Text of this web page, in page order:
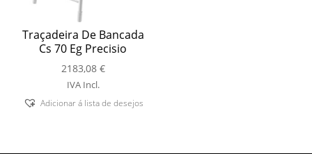
Traçadeira De Bancada
Cs 70 Eg Precisio
2183,08 €
IVA Incl.
Adicionar á lista de desejos